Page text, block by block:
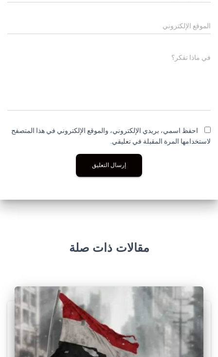
الموقع الإلكتروني
في ماذا تفكر؟
احفظ اسمي، بريدي الإلكتروني، والموقع الإلكتروني في هذا المتصفح
لاستخدامها المرة المقبلة في تعليقي.
مقالات ذات صلة